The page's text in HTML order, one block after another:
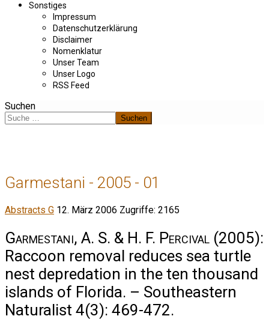
Sonstiges
Impressum
Datenschutzerklärung
Disclaimer
Nomenklatur
Unser Team
Unser Logo
RSS Feed
Suchen
Suchen
Garmestani - 2005 - 01
Abstracts G 12. März 2006 Zugriffe: 2165
Garmestani, A. S. & H. F. Percival (2005):
Raccoon removal reduces sea turtle
nest depredation in the ten thousand
islands of Florida. – Southeastern
Naturalist 4(3): 469-472.